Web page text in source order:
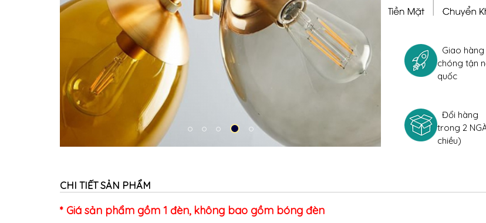
Giao hàng
chóng tận
quốc
Đổi hàng
trong 2
chiều)
CHI TIẾT SẢN PHẨM
* Giá sản phẩm gồm 1 đèn, không bao gồm bóng đèn